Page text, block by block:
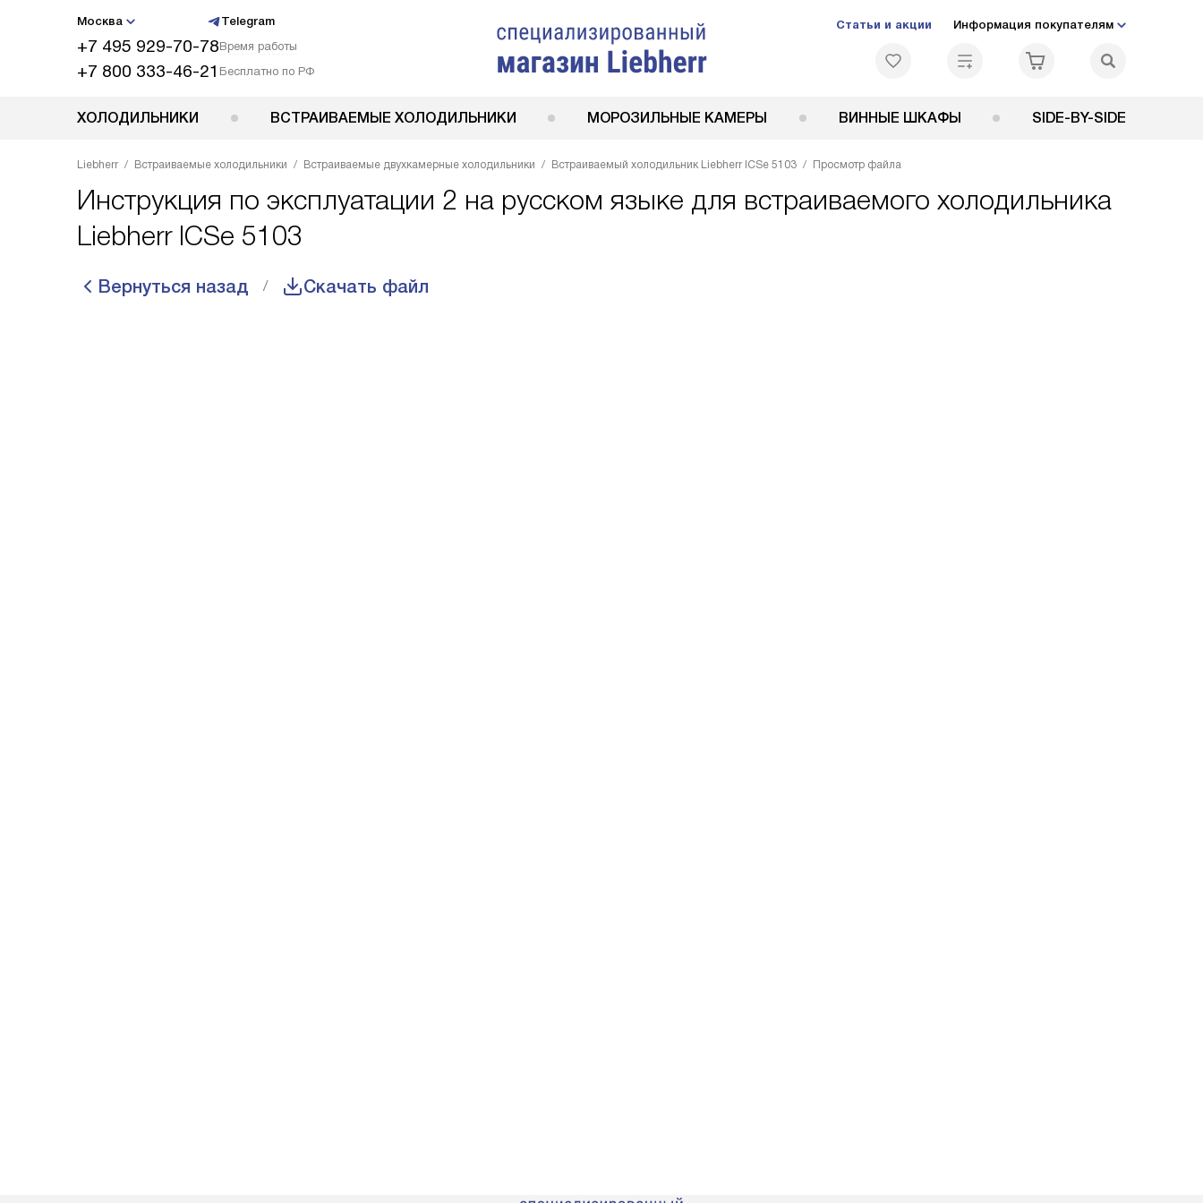
Москва Telegram
+7 495 929-70-78Время работы
+7 800 333-46-21 Бесплатно по РФ
Статьи и акции Информация покупателям
ХОЛОДИЛЬНИКИ ВСТРАИВАЕМЫЕ ХОЛОДИЛЬНИКИ МОРОЗИЛЬНЫЕ КАМЕРЫ ВИННЫЕ ШКАФЫ SIDE-BY-SIDE
Liebherr Встраиваемые холодильники Встраиваемые двухкамерные холодильники Встраиваемый холодильник Liebherr ICSe 5103 Просмотр файла
Инструкция по эксплуатации 2 на русском языке для встраиваемого холодильника
Liebherr ICSe 5103
Вернуться назад Скачать файл